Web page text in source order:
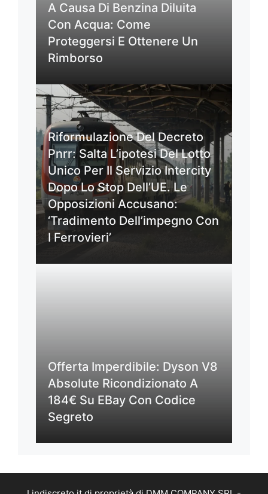
A Causa Di Benzina Diluita
Con Acqua: Come
Proteggersi E Ottenere Un
Rimborso
Riformulazione Del Decreto
Pnrr: Salta L’ipotesi Del Lotto
Unico Per Il Servizio Intercity
Dopo Lo Stop Dell’UE. Le
Opposizioni Accusano:
‘Tradimento Dell’impegno Con
I Ferrovieri’
Offerta Imperdibile: Dyson V8
Absolute Ricondizionato A
184€ Su EBay Con Codice
Segreto